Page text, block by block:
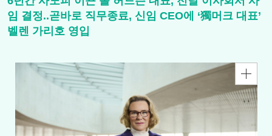
임 결정..곧바로 직무종료, 신임 CEO에 ‘獨머크 대표’
벨렌 가리호 영입